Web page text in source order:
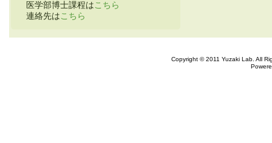
医学部博士課程は こちら
連絡先は こちら
Copyright © 2011 Yuzaki Lab. All